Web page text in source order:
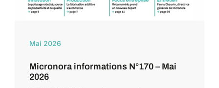
Mai 2026
Micronora informations N°170 – Mai
2026